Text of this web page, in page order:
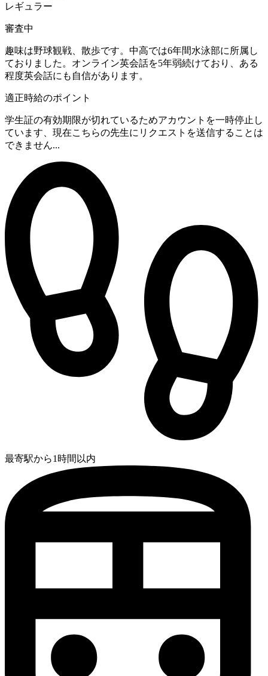
レギュラー
審査中
趣味は野球観戦、散歩です。中高では6年間水泳部に所属し
ておりました。オンライン英会話を5年弱続けており、ある
程度英会話にも自信があります。
適正時給のポイント
学生証の有効期限が切れているためアカウントを一時停止し
ています、現在こちらの先生にリクエストを送信することは
できません...
最寄駅から1時間以内